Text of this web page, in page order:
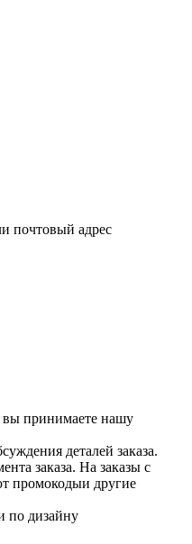
почтовый адрес
принимаете нашу
деталей заказа.
заказа. На заказы с
промокодыи другие
по дизайну